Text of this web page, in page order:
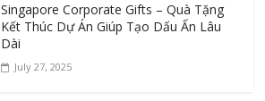
Singapore Corporate Gifts – Quà Tặng
Kết Thúc Dự Án Giúp Tạo Dấu Ấn Lâu
Dài
July 27, 2025